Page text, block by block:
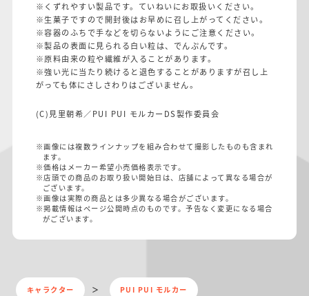
※くずれやすい製品です。ていねいにお取扱いください。
※生菓子ですので開封後はお早めに召し上がってください。
※容器のふちで手などを切らないようにご注意ください。
※製品の表面に見られる白い粒は、でんぷんです。
※原料由来の粒や繊維が入ることがあります。
※強い光に当たり続けると退色することがありますが召し上
がっても体にさしさわりはございません。
(C)見里朝希／PUI PUI モルカーDS製作委員会
※画像には複数ラインナップを組み合わせて撮影したものも含まれ
ます。
※価格はメーカー希望小売価格表示です。
※店頭での商品のお取り扱い開始日は、店舗によって異なる場合が
ございます。
※画像は実際の商品とは多少異なる場合がございます。
※掲載情報はページ公開時点のものです。予告なく変更になる場合
がございます。
キャラクター PUI PUI モルカー